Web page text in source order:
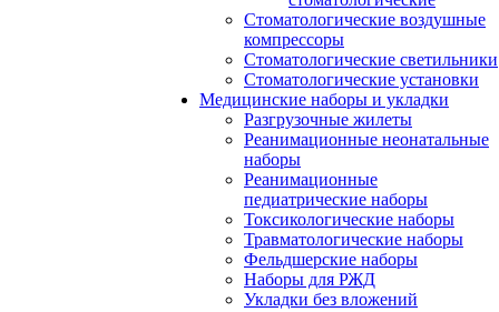
Стоматологические воздушные
компрессоры
Стоматологические светильники
Стоматологические установки
Медицинские наборы и укладки
Разгрузочные жилеты
Реанимационные неонатальные
наборы
Реанимационные
педиатрические наборы
Токсикологические наборы
Травматологические наборы
Фельдшерские наборы
Наборы для РЖД
Укладки без вложений